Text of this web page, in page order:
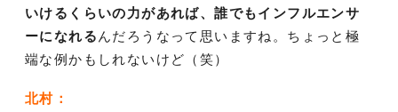
いけるくらいの力があれば、誰でもインフルエンサ
ーになれる んだろうなって思いますね。ちょっと極
端な例かもしれないけど（笑）
北村：